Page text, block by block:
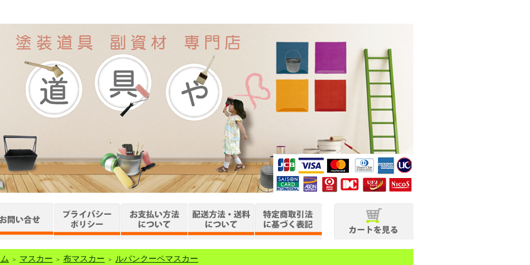
＞ マスカー ＞ 布マスカー ＞
ルパンクーペマスカー